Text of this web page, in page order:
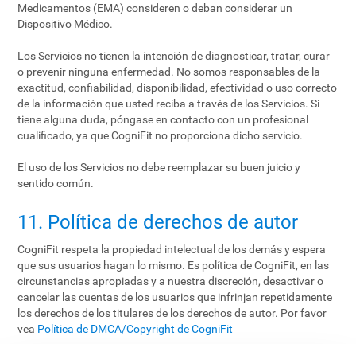
Medicamentos (EMA) consideren o deban considerar un
Dispositivo Médico.
Los Servicios no tienen la intención de diagnosticar, tratar, curar
o prevenir ninguna enfermedad. No somos responsables de la
exactitud, confiabilidad, disponibilidad, efectividad o uso correcto
de la información que usted reciba a través de los Servicios. Si
tiene alguna duda, póngase en contacto con un profesional
cualificado, ya que CogniFit no proporciona dicho servicio.
El uso de los Servicios no debe reemplazar su buen juicio y
sentido común.
11. Política de derechos de autor
CogniFit respeta la propiedad intelectual de los demás y espera
que sus usuarios hagan lo mismo. Es política de CogniFit, en las
circunstancias apropiadas y a nuestra discreción, desactivar o
cancelar las cuentas de los usuarios que infrinjan repetidamente
los derechos de los titulares de los derechos de autor. Por favor
vea Política de DMCA/Copyright de CogniFit